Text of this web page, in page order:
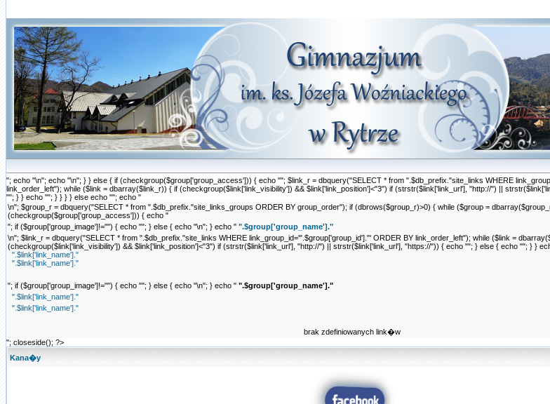
"; echo "\n"; echo "\n"; } } else { if (checkgroup($group['group_access'])) { echo ""; $link_r = dbquery("SELECT * from ".$db_prefix."site_links WHERE
link_order_left"); while ($link = dbarray($link_r)) { if (checkgroup($link['link_visibility']) && $link['link_position']<"3") if (strstr($link['link_url'], "http://") ||
""; } } echo ""; } } } } else echo ""; echo "
\n"; $group_r = dbquery("SELECT * from ".$db_prefix."site_links_groups ORDER BY group_order"); if (dbrows($group_r)>0) { while ($group =
(checkgroup($group['group_access'])) { echo "
"; if ($group['group_image']!="") { echo ""; } else { echo "\n"; } echo " ".$group['group_name']."
\n"; $link_r = dbquery("SELECT * from ".$db_prefix."site_links WHERE link_group_id='".$group['group_id']."' ORDER BY link_order_left"); while ($link =
(checkgroup($link['link_visibility']) && $link['link_position']<"3") if (strstr($link['link_url'], "http://") || strstr($link['link_url'], "https://")) { echo ""; } else { echo ""; } }
".$link['link_name']."
".$link['link_name']."
"; if ($group['group_image']!="") { echo ""; } else { echo "\n"; } echo " ".$group['group_name']."
".$link['link_name']."
".$link['link_name']."
brak zdefiniowanych link�w
"; closeside(); ?>
Kana�y